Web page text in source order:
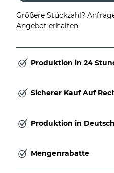
Größere Stückzahl?
Angebot erhalten.
Produktion in 24
Sicherer Kauf Auf
Produktion in
Mengenrabatte